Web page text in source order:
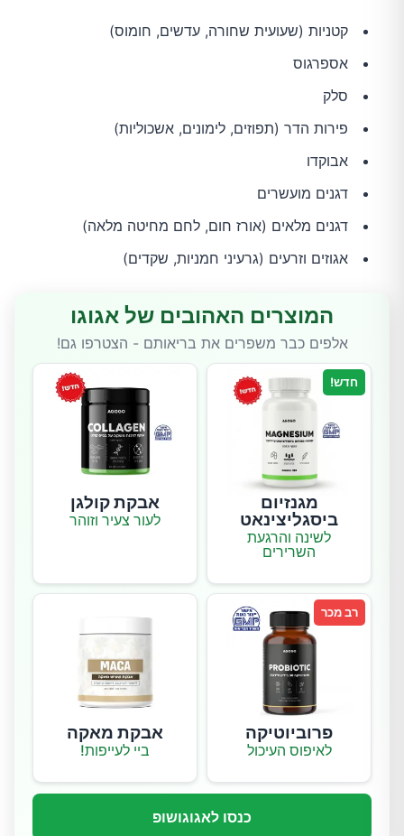
קטניות (שעועית שחורה, עדשים, חומוס)
אספרגוס
סלק
פירות הדר (תפוזים, לימונים, אשכוליות)
אבוקדו
דגנים מועשרים
דגנים מלאים (אורז חום, לחם מחיטה מלאה)
אגוזים וזרעים (גרעיני חמניות, שקדים)
המוצרים האהובים של אגוגו
אלפים כבר משפרים את בריאותם - הצטרפו גם!
חדש!
מגנזיום
ביסגליצינאט
לשינה והרגעת
השרירים
אבקת קולגן
לעור צעיר וזוהר
רב מכר
פרוביוטיקה
לאיפוס העיכול
אבקת מאקה
ביי לעייפות!
כנסו לאגוגושופ